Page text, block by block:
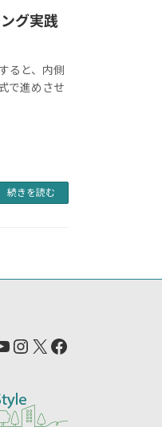
グ実践
ると、内側
で進めさせ
続きを読む